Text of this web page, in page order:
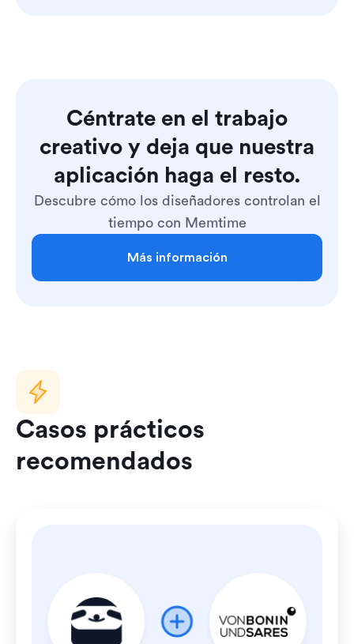
Céntrate en el trabajo
creativo y deja que nuestra
aplicación haga el resto.
Descubre cómo los diseñadores controlan el
tiempo con Memtime
Más información
Casos prácticos
recomendados